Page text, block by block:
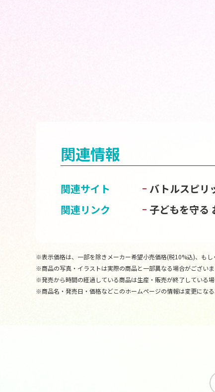
関連情報
関連サイト バトルスピリ
関連リンク
子どもを守る
※表示価格は、一部を除きメーカー希望小売価格(税10%込)、もし
※商品の写真・イラストは実際の商品と一部異なる場合がございま
※発売から時間の経過している商品は生産・販売が終了している場
※商品名・発売日・価格などこのホームページの情報は変更にな